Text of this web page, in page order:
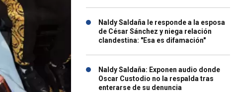
Naldy Saldaña le responde a la esposa
de César Sánchez y niega relación
clandestina: "Esa es difamación"
Naldy Saldaña: Exponen audio donde
Oscar Custodio no la respalda tras
enterarse de su denuncia